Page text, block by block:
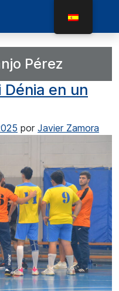
Pérez
en un
por Javier Zamora